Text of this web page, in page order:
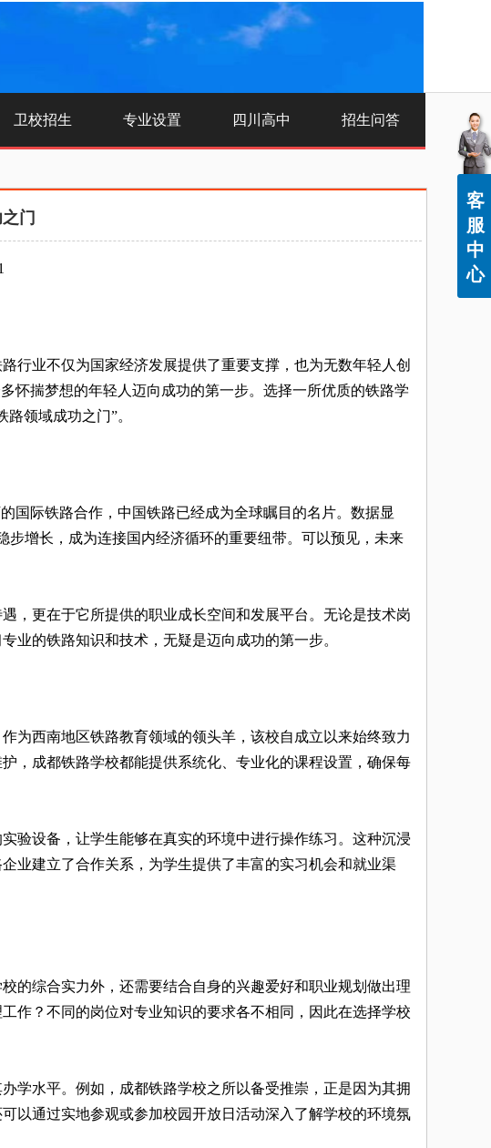
卫校招生 专业设置 四川高中 招生问答
门
行业不仅为国家经济发展提供了重要支撑，也为无数年轻人创
怀揣梦想的年轻人迈向成功的第一步。选择一所优质的铁路学
领域成功之门”。
国际铁路合作，中国铁路已经成为全球瞩目的名片。数据显
增长，成为连接国内经济循环的重要纽带。可以预见，未来
，更在于它所提供的职业成长空间和发展平台。无论是技术岗
业的铁路知识和技术，无疑是迈向成功的第一步。
为西南地区铁路教育领域的领头羊，该校自成立以来始终致力
，成都铁路学校都能提供系统化、专业化的课程设置，确保每
验设备，让学生能够在真实的环境中进行操作练习。这种沉浸
业建立了合作关系，为学生提供了丰富的实习机会和就业渠
的综合实力外，还需要结合自身的兴趣爱好和职业规划做出理
作？不同的岗位对专业知识的要求各不相同，因此在选择学校
学水平。例如，成都铁路学校之所以备受推崇，正是因为其拥
以通过实地参观或参加校园开放日活动深入了解学校的环境氛
客
服
中
心